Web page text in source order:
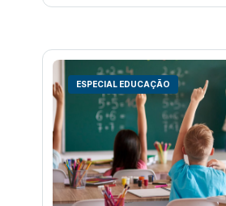
ESPECIAL EDUCAÇÃO